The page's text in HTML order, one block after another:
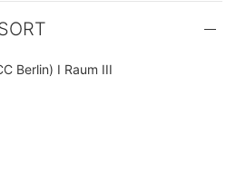
Berlin) I Raum III